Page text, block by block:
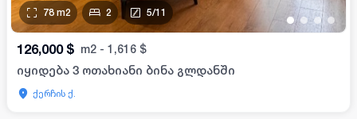
• • • •
78 m2 2 5/11
126,000 $ m2 - 1,616 $
იყიდება 3 ოთახიანი ბინა გლდანში
ქერჩის ქ.